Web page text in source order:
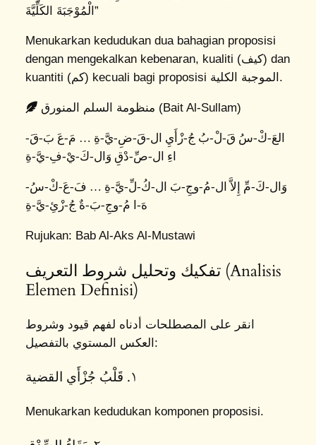
الْمُوْجَبَةَ الكَلِّيَّةَ”
Menukarkan kedudukan dua bahagian proposisi
dengan mengekalkan kebenaran, kualiti (كيف) dan
kuantiti (كم) kecuali bagi proposisi الموجبة الكلية.
منظومة السلم المنورق (Bait Al-Sullam)
العَ-كْ-سُ قَ-لْ-بُ جُ-زْأَيِ ال-قَ-ضِ-يَّ-ةِ … مَ-عَ بَ-قَ-
اءِ ال-صِّ-دْقِ وَال-كَ-يْ-فِ-يَّ-ةِ
وَال-كَ-مِّ إِلاَّ ال-مُ-وجِ-بَ ال-كُ-لِّ-يَّ-ةِ … فَ-عَ-كْ-سُ-
هَ-ا مُ-وجِ-بَ-ةٌ جُ-زْئِ-يَّ-ةِ
Rujukan: Bab Al-Aks Al-Mustawi
تفكيك وتحليل شروط التعريف (Analisis
Elemen Definisi)
انقر على المصطلحات أدناه لفهم قيود وشروط
العكس المستوي بالتفصيل:
١. قَلْبُ جُزْأَي القضية
Menukarkan kedudukan komponen proposisi.